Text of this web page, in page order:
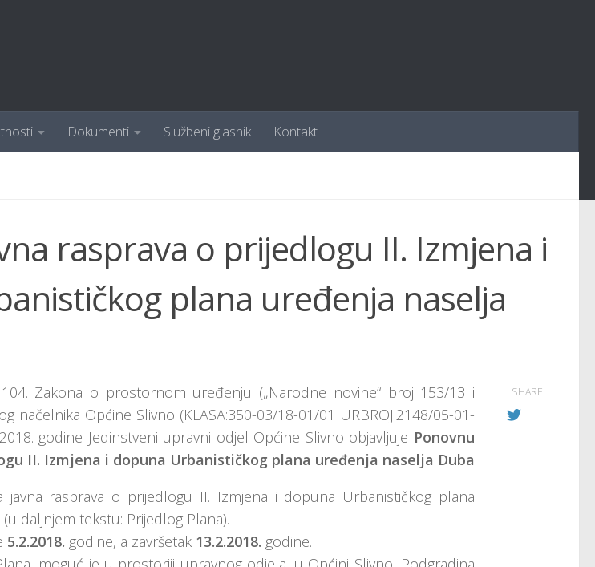
Dokumenti Službeni glasnik Kontakt
rasprava o prijedlogu II. Izmjena i
plana uređenja naselja
Zakona o prostornom uređenju („Narodne novine“ broj 153/13 i
načelnika Općine Slivno (KLASA:350-03/18-01/01 URBROJ:2148/05-01-
godine Jedinstveni upravni odjel Općine Slivno objavljuje Ponovnu
II. Izmjena i dopuna Urbanističkog plana uređenja naselja Duba
javna rasprava o prijedlogu II. Izmjena i dopuna Urbanističkog plana
daljnjem tekstu: Prijedlog Plana).
5.2.2018. godine, a završetak 13.2.2018. godine.
SHARE